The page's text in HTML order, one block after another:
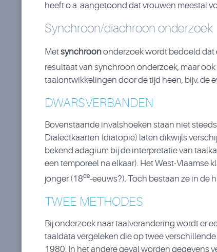
heeft o.a. aangetoond dat vrouwen meestal
Synchroon/diachroon onderzoek
Metsynchroononderzoek wordt bedoeld dat
resultaat van synchroon onderzoek, maar
taalontwikkelingen door de tijd heen, bijv. de
DWARSVERBANDEN
Bovenstaande invalshoeken staan niet
Dialectkaarten (diatopie) laten dikwijls
bekend adagium bij de interpretatie van
een temporeel na elkaar). Het West-
jonger (18de-eeuws?). Toch bestaan ze in de
TWEE METHODES
Bij onderzoek naar taalverandering wordt er
taaldata vergeleken die op twee
1980. In het andere geval worden gegevens